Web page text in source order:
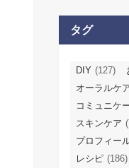
タグ
DIY (127)
オーラルケ
コミュニケ
スキンケア
プロフィー
レシピ (186)